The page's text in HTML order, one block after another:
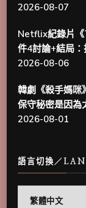
2026-08-07
Netflix紀錄片
件4討論+結局
2026-08-06
韓劇《殺手媽咪
保守秘密是因為
2026-08-01
語言切換／